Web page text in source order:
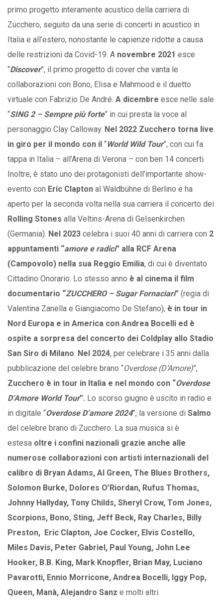
primo progetto interamente acustico della carriera di
Zucchero, seguito da una serie di concerti in acustico in
Italia e all’estero, nonostante le capienze ridotte a causa
delle restrizioni da Covid-19. A novembre 2021 esce
“Discover”, il primo progetto di cover che vanta le
collaborazioni con Bono, Elisa e Mahmood e il duetto
virtuale con Fabrizio De André. A dicembre esce nelle sale
“SING 2 – Sempre più forte” in cui presta la voce al
personaggio Clay Calloway. Nel 2022 Zucchero torna live
in giro per il mondo con il “World Wild Tour”, con cui fa
tappa in Italia – all’Arena di Verona – con ben 14 concerti.
Inoltre, è stato uno dei protagonisti dell’importante show-
evento con Eric Clapton al Waldbühne di Berlino e ha
aperto per la seconda volta nella sua carriera il concerto dei
Rolling Stones alla Veltins-Arena di Gelsenkirchen
(Germania). Nel 2023 celebra i suoi 40 anni di carriera con 2
appuntamenti “amore e radici” alla RCF Arena
(Campovolo) nella sua Reggio Emilia, di cui è diventato
Cittadino Onorario. Lo stesso anno è al cinema il film
documentario “ZUCCHERO – Sugar Fornaciari” (regia di
Valentina Zanella e Giangiacomo De Stefano), è in tour in
Nord Europa e in America con Andrea Bocelli ed è
ospite a sorpresa del concerto dei Coldplay allo Stadio
San Siro di Milano. Nel 2024, per celebrare i 35 anni dalla
pubblicazione del celebre brano “Overdose (D’Amore)”,
Zucchero è in tour in Italia e nel mondo con “Overdose
D’Amore World Tour”. Lo scorso giugno è uscito in radio e
in digitale “Overdose D’amore 2024”, la versione di Salmo
del celebre brano di Zucchero. La sua musica si è
estesa oltre i confini nazionali grazie anche alle
numerose collaborazioni con artisti internazionali del
calibro di Bryan Adams, Al Green, The Blues Brothers,
Solomon Burke, Dolores O’Riordan, Rufus Thomas,
Johnny Hallyday, Tony Childs, Sheryl Crow, Tom Jones,
Scorpions, Bono, Sting, Jeff Beck, Ray Charles, Billy
Preston, Eric Clapton, Joe Cocker, Elvis Costello,
Miles Davis, Peter Gabriel, Paul Young, John Lee
Hooker, B.B. King, Mark Knopfler, Brian May, Luciano
Pavarotti, Ennio Morricone, Andrea Bocelli, Iggy Pop,
Queen, Manà, Alejandro Sanz e molti altri.